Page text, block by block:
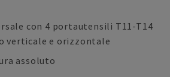
con 4 portautensili T11-T14
verticale e orizzontale
assoluto